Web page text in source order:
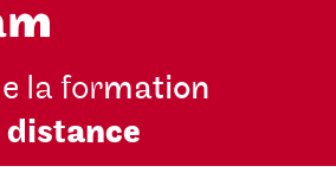
la formation
distance